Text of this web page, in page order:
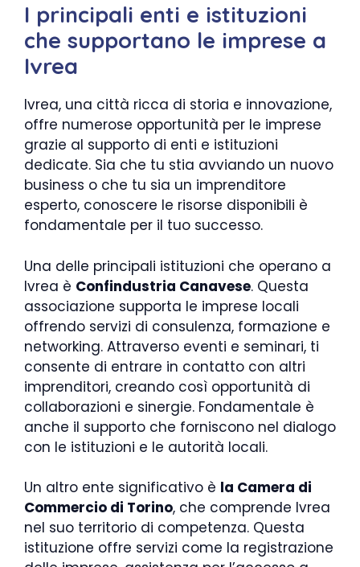
I principali enti e istituzioni
che supportano le imprese a
Ivrea
Ivrea, una città ricca di storia e innovazione,
offre numerose opportunità per le imprese
grazie al supporto di enti e istituzioni
dedicate. Sia che tu stia avviando un nuovo
business o che tu sia un imprenditore
esperto, conoscere le risorse disponibili è
fondamentale per il tuo successo.
Una delle principali istituzioni che operano a
Ivrea è Confindustria Canavese. Questa
associazione supporta le imprese locali
offrendo servizi di consulenza, formazione e
networking. Attraverso eventi e seminari, ti
consente di entrare in contatto con altri
imprenditori, creando così opportunità di
collaborazioni e sinergie. Fondamentale è
anche il supporto che forniscono nel dialogo
con le istituzioni e le autorità locali.
Un altro ente significativo è la Camera di
Commercio di Torino, che comprende Ivrea
nel suo territorio di competenza. Questa
istituzione offre servizi come la registrazione